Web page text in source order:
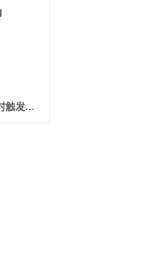
同步触发器CF14（定时或延时触发，带B码信号，同步）